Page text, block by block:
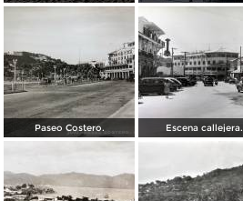
Paseo Costero. Escena callejera.